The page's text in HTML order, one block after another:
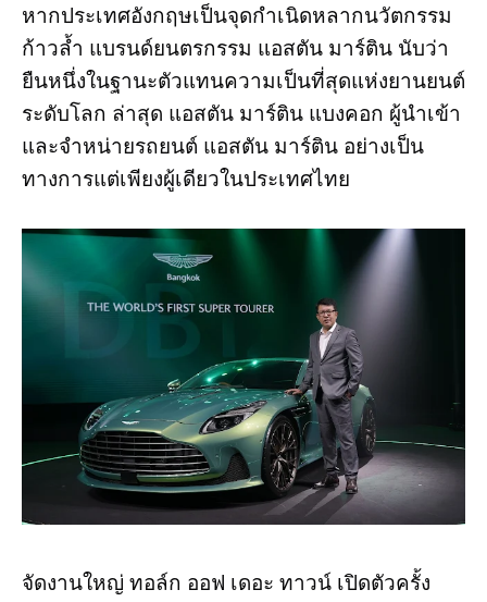
หากประเทศอังกฤษเป็นจุดกำเนิดหลากนวัตกรรม
ก้าวล้ำ แบรนด์ยนตรกรรม แอสตัน มาร์ติน นับว่า
ยืนหนึ่งในฐานะตัวแทนความเป็นที่สุดแห่งยานยนต์
ระดับโลก ล่าสุด แอสตัน มาร์ติน แบงคอก ผู้นำเข้า
และจำหน่ายรถยนต์ แอสตัน มาร์ติน อย่างเป็น
ทางการแต่เพียงผู้เดียวในประเทศไทย
จัดงานใหญ่ ทอล์ก ออฟ เดอะ ทาวน์ เปิดตัวครั้ง